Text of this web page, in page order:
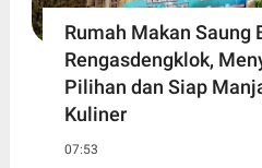
Rumah Makan Saung
Rengasdengklok,
Pilihan dan Siap
Kuliner
07:53